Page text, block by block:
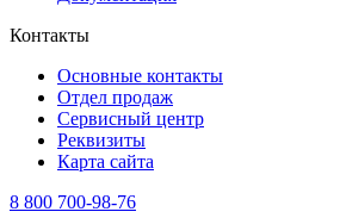
Контакты
Основные контакты
Отдел продаж
Сервисный центр
Реквизиты
Карта сайта
8 800 700-98-76